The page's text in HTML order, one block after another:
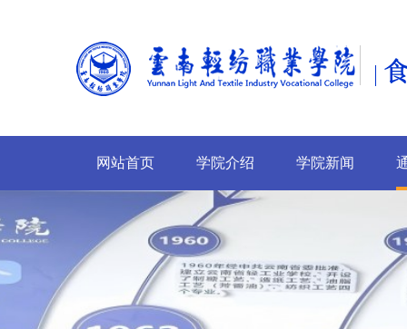
网站首页 学院介绍 学院新闻